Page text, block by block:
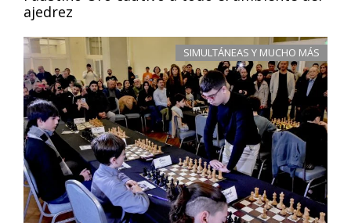
ajedrez
SIMULTÁNEAS Y MUCHO MÁS